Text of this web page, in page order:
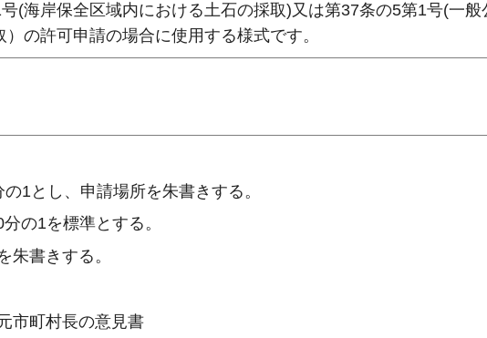
(海岸保全区域内における土石の採取)又は第37条の5第1号(一般
の許可申請の場合に使用する様式です。
1とし、申請場所を朱書きする。
の1を標準とする。
朱書きする。
市町村長の意見書